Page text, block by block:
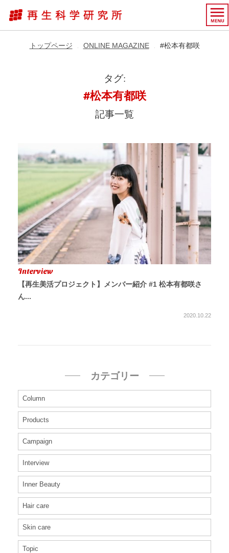
トップページ ONLINE MAGAZINE #松本有都咲
タグ:
#松本有都咲
記事一覧
Interview
【再生美活プロジェクト】メンバー紹介 #1 松本有都咲さ
ん...
2020.10.22
カテゴリー
Column
Products
Campaign
Interview
Inner Beauty
Hair care
Skin care
Topic